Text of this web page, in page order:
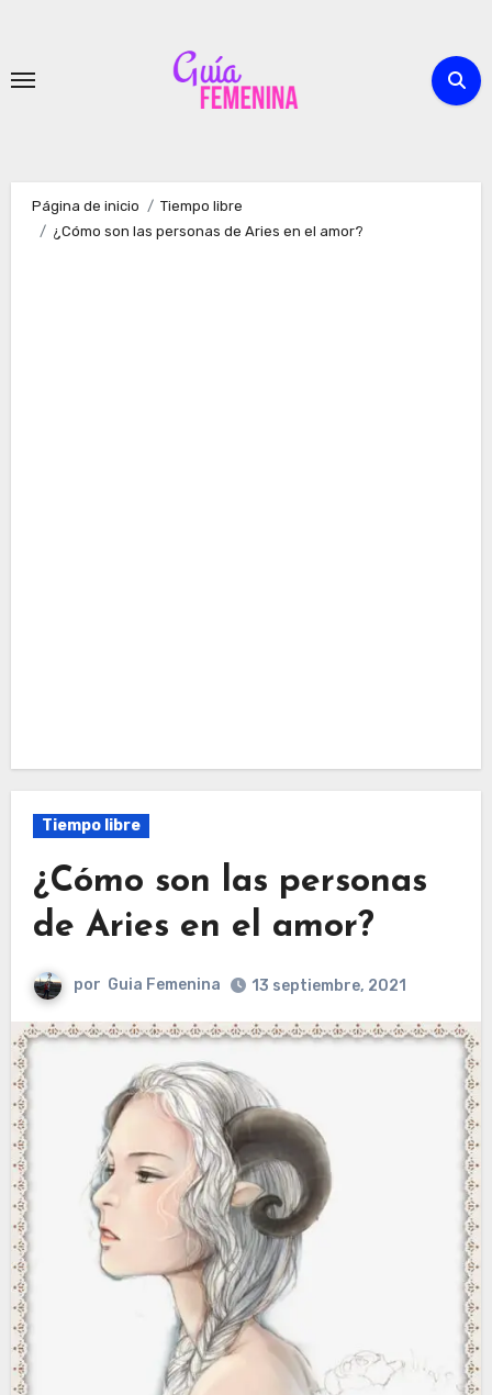
contenido
Página de inicio
Tiempo libre
¿Cómo son las personas de Aries en el amor?
Tiempo libre
¿Cómo son las personas
de Aries en el amor?
por Guia Femenina 13 septiembre, 2021